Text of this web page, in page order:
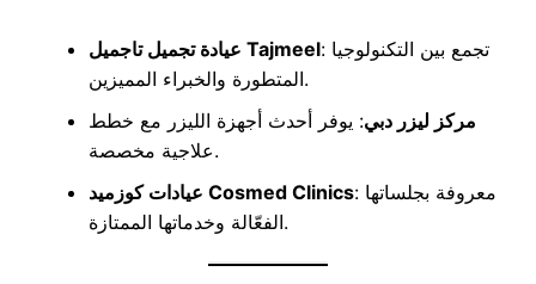
عيادة تجميل تاجميل Tajmeel: تجمع بين التكنولوجيا
المتطورة والخبراء المميزين.
مركز ليزر دبي: يوفر أحدث أجهزة الليزر مع خطط
علاجية مخصصة.
عيادات كوزميد Cosmed Clinics: معروفة بجلساتها
الفعّالة وخدماتها الممتازة.